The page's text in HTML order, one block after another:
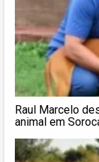
Raul Marcelo
animal em